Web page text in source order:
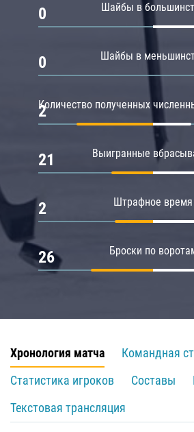
Шайбы в
0
Шайбы в
0
Количество полученных
2
Выигранные
21
Штрафное время
2
Броски по
26
Хронология матча
Командная
Статистика игроков
Составы
Текстовая трансляция